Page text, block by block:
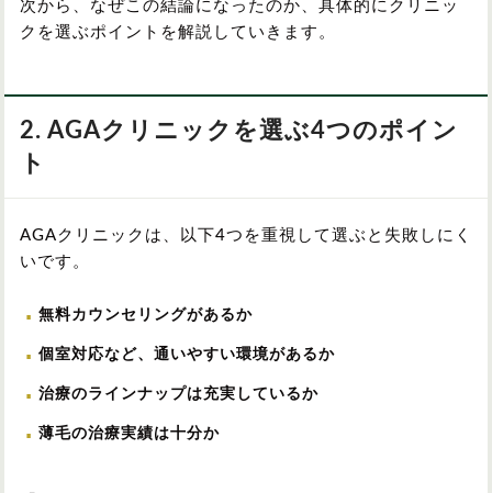
次から、なぜこの結論になったのか、具体的にクリニッ
クを選ぶポイントを解説していきます。
2. AGAクリニックを選ぶ4つのポイン
ト
AGAクリニックは、以下4つを重視して選ぶと失敗しにく
いです。
無料カウンセリングがあるか
個室対応など、通いやすい環境があるか
治療のラインナップは充実しているか
薄毛の治療実績は十分か